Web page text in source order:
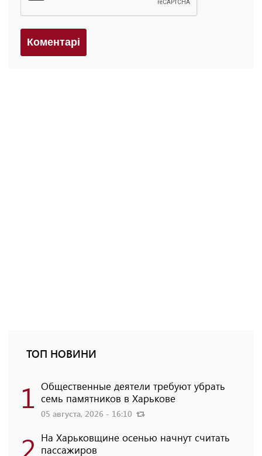
Коментарi
ТОП НОВИНИ
1 Общественные деятели требуют убрать
семь памятников в Харькове
05 августа, 2026 - 16:10
2 На Харьковщине осенью начнут считать
пассажиров